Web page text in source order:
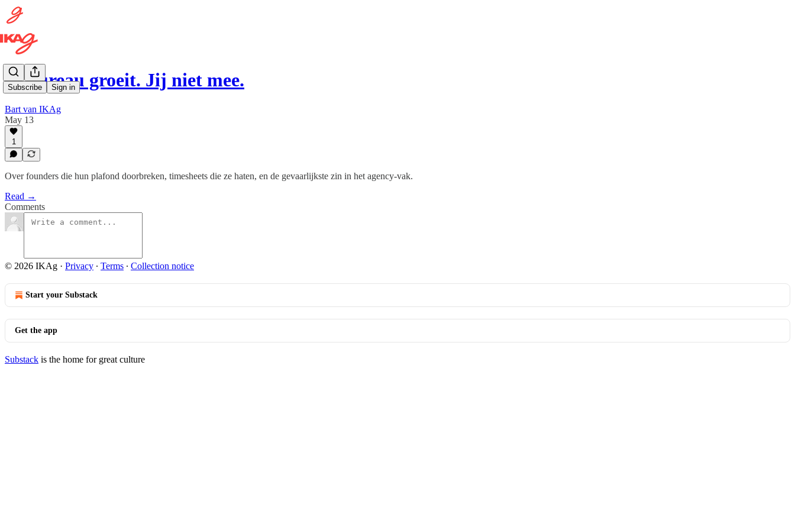
Subscribe Sign in
Je bureau groeit. Jij niet mee.
Bart van IKAg
May 13
1
Over founders die hun plafond doorbreken, timesheets die ze haten, en de gevaarlijkste zin in het agency-vak.
Read →
Comments
© 2026 IKAg · Privacy ∙ Terms ∙ Collection notice
Start your Substack
Get the app
Substack is the home for great culture